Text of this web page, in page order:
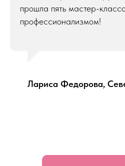
прошла пять мастер-
профессионализмом!
Лариса Федорова,